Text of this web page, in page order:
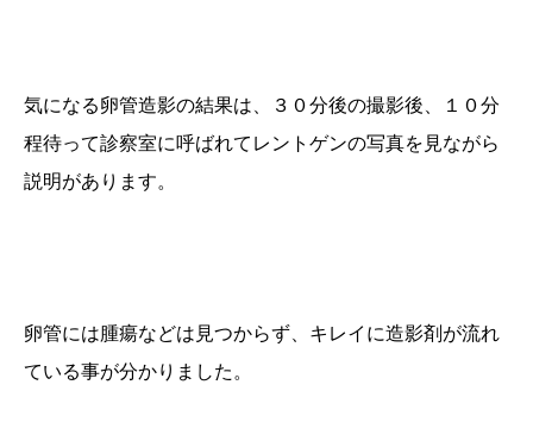
気になる卵管造影の結果は、３０分後の撮影後、１０分
程待って診察室に呼ばれてレントゲンの写真を見ながら
説明があります。
卵管には腫瘍などは見つからず、 キレイに造影剤が流れ
ている事が分かりました。